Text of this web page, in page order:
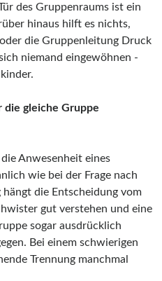
des Gruppenraums ist ein
hinaus hilft es nichts,
die Gruppenleitung Druck
niemand eingewöhnen -
gleiche Gruppe
Anwesenheit eines
wie bei der Frage nach
die Entscheidung vom
gut verstehen und eine
sogar ausdrücklich
Bei einem schwierigen
Trennung manchmal